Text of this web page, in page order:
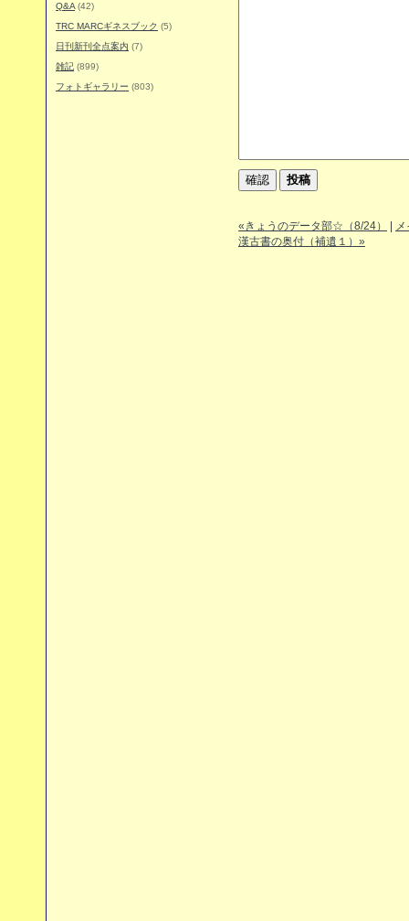
Q&A (42)
TRC MARCギネスブック (5)
日刊新刊全点案内 (7)
雑記 (899)
フォトギャラリー (803)
«きょうのデータ部☆（8/24）
漢古書の奥付（補遺１）»